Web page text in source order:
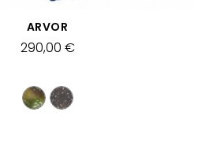
SCHNELLANSICHT
ARVOR
290,00 €